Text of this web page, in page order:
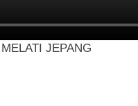
JEPANG